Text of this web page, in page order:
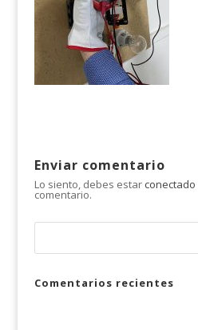
Enviar comentario
Lo siento, debes estar conectado
comentario.
Comentarios recientes